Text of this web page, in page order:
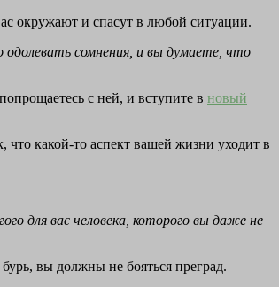
окружают и спасут в любой ситуации.
одолевать сомнения, и вы думаете, что
с ней, и вступите в новый
что какой-то аспект вашей жизни уходит в
для вас человека, которого вы даже не
вы должны не бояться преград.